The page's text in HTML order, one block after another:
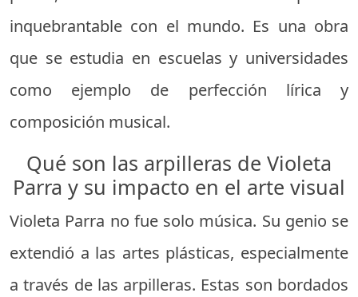
inquebrantable con el mundo. Es una obra
que se estudia en escuelas y universidades
como ejemplo de perfección lírica y
composición musical.
Qué son las arpilleras de Violeta
Parra y su impacto en el arte visual
Violeta Parra no fue solo música. Su genio se
extendió a las artes plásticas, especialmente
a través de las arpilleras. Estas son bordados